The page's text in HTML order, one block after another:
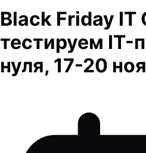
Black Friday IT
тестируем IT-
нуля, 17-20